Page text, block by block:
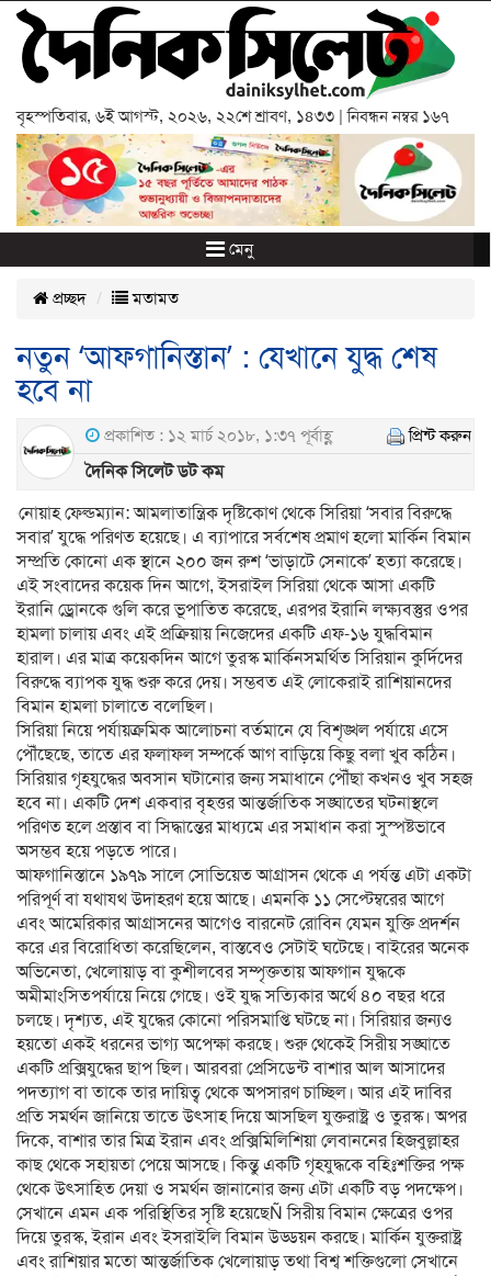
বৃহস্পতিবার, ৬ই আগস্ট, ২০২৬, ২২শে শ্রাবণ, ১৪৩৩ | নিবন্ধন নম্বর ১৬৭
মেনু
প্রচ্ছদ মতামত
নতুন ‘আফগানিস্তান’ : যেখানে যুদ্ধ শেষ
হবে না
প্রকাশিত : ১২ মার্চ ২০১৮, ১:৩৭ পূর্বাহ্ণ প্রিন্ট করুন
দৈনিক সিলেট ডট কম
নোয়াহ ফেল্ডম্যান: আমলাতান্ত্রিক দৃষ্টিকোণ থেকে সিরিয়া ‘সবার বিরুদ্ধে
সবার’ যুদ্ধে পরিণত হয়েছে। এ ব্যাপারে সর্বশেষ প্রমাণ হলো মার্কিন বিমান
সম্প্রতি কোনো এক স্থানে ২০০ জন রুশ ‘ভাড়াটে সেনাকে’ হত্যা করেছে।
এই সংবাদের কয়েক দিন আগে, ইসরাইল সিরিয়া থেকে আসা একটি
ইরানি ড্রোনকে গুলি করে ভূপাতিত করেছে, এরপর ইরানি লক্ষ্যবস্তুর ওপর
হামলা চালায় এবং এই প্রক্রিয়ায় নিজেদের একটি এফ-১৬ যুদ্ধবিমান
হারাল। এর মাত্র কয়েকদিন আগে তুরস্ক মার্কিনসমর্থিত সিরিয়ান কুর্দিদের
বিরুদ্ধে ব্যাপক যুদ্ধ শুরু করে দেয়। সম্ভবত এই লোকেরাই রাশিয়ানদের
বিমান হামলা চালাতে বলেছিল।
সিরিয়া নিয়ে পর্যায়ক্রমিক আলোচনা বর্তমানে যে বিশৃঙ্খল পর্যায়ে এসে
পৌঁছেছে, তাতে এর ফলাফল সম্পর্কে আগ বাড়িয়ে কিছু বলা খুব কঠিন।
সিরিয়ার গৃহযুদ্ধের অবসান ঘটানোর জন্য সমাধানে পৌঁছা কখনও খুব সহজ
হবে না। একটি দেশ একবার বৃহত্তর আন্তর্জাতিক সঙ্ঘাতের ঘটনাস্থলে
পরিণত হলে প্রস্তাব বা সিদ্ধান্তের মাধ্যমে এর সমাধান করা সুস্পষ্টভাবে
অসম্ভব হয়ে পড়তে পারে।
আফগানিস্তানে ১৯৭৯ সালে সোভিয়েত আগ্রাসন থেকে এ পর্যন্ত এটা একটা
পরিপূর্ণ বা যথাযথ উদাহরণ হয়ে আছে। এমনকি ১১ সেপ্টেম্বরের আগে
এবং আমেরিকার আগ্রাসনের আগেও বারনেট রোবিন যেমন যুক্তি প্রদর্শন
করে এর বিরোধিতা করেছিলেন, বাস্তবেও সেটাই ঘটেছে। বাইরের অনেক
অভিনেতা, খেলোয়াড় বা কুশীলবের সম্পৃক্ততায় আফগান যুদ্ধকে
অমীমাংসিতপর্যায়ে নিয়ে গেছে। ওই যুদ্ধ সত্যিকার অর্থে ৪০ বছর ধরে
চলছে। দৃশ্যত, এই যুদ্ধের কোনো পরিসমাপ্তি ঘটছে না। সিরিয়ার জন্যও
হয়তো একই ধরনের ভাগ্য অপেক্ষা করছে। শুরু থেকেই সিরীয় সঙ্ঘাতে
একটি প্রক্সিযুদ্ধের ছাপ ছিল। আরবরা প্রেসিডেন্ট বাশার আল আসাদের
পদত্যাগ বা তাকে তার দায়িত্ব থেকে অপসারণ চাচ্ছিল। আর এই দাবির
প্রতি সমর্থন জানিয়ে তাতে উৎসাহ দিয়ে আসছিল যুক্তরাষ্ট্র ও তুরস্ক। অপর
দিকে, বাশার তার মিত্র ইরান এবং প্রক্সিমিলিশিয়া লেবাননের হিজবুল্লাহর
কাছ থেকে সহায়তা পেয়ে আসছে। কিন্তু একটি গৃহযুদ্ধকে বহিঃশক্তির পক্ষ
থেকে উৎসাহিত দেয়া ও সমর্থন জানানোর জন্য এটা একটি বড় পদক্ষেপ।
সেখানে এমন এক পরিস্থিতির সৃষ্টি হয়েছেÑ সিরীয় বিমান ক্ষেত্রের ওপর
দিয়ে তুরস্ক, ইরান এবং ইসরাইলি বিমান উড্ডয়ন করছে। মার্কিন যুক্তরাষ্ট্র
এবং রাশিয়ার মতো আন্তর্জাতিক খেলোয়াড় তথা বিশ্ব শক্তিগুলো সেখানে